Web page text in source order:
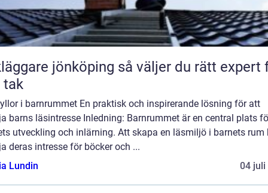
jönköping så väljer du rätt expert för
i barnrummet En praktisk och inspirerande lösning för att
barns läsintresse Inledning: Barnrummet är en central plats
utveckling och inlärning. Att skapa en läsmiljö i barnets rum
deras intresse för böcker och ...
Lundin
04 juli